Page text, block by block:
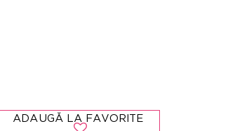
ADAUGĂ LA FAVORITE